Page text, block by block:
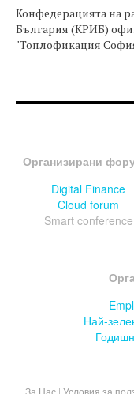
Конфедерацията на
България (КРИБ)
"Топлофикация
Организирани
Digital Finance
Cloud forum
Smart conference
Най-
За Нас | Условия за